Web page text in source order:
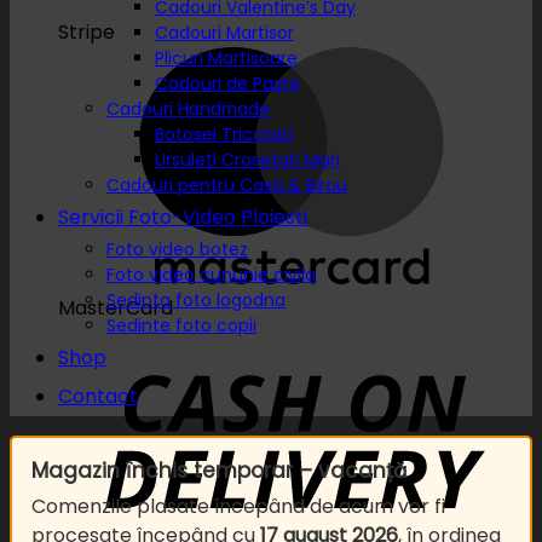
Stripe
MasterCard
Cadouri Valentine’s Day
Cadouri Martisor
Plicuri Martisoare
Cadouri de Paste
Cadouri Handmade
Botosei Tricotati
Ursuleti Crosetati Mari
Cadouri pentru Casa & Birou
Servicii Foto-Video Ploiesti
Foto video botez
Foto video cununie civila
Sedinta foto logodna
Sedinte foto copii
Shop
Contact
Magazin închis temporar – vacanță
Comenzile plasate începând de acum vor fi
procesate începând cu17 august 2026, în ordinea